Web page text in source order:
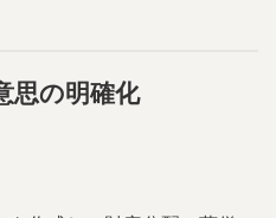
思の明確化